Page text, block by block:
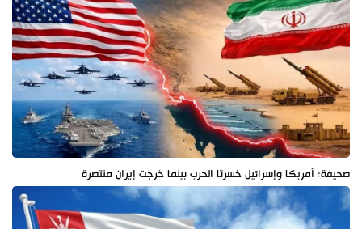
صحيفة: أمريكا وإسرائيل خسرتا الحرب بينما خرجت إيران منتصرة